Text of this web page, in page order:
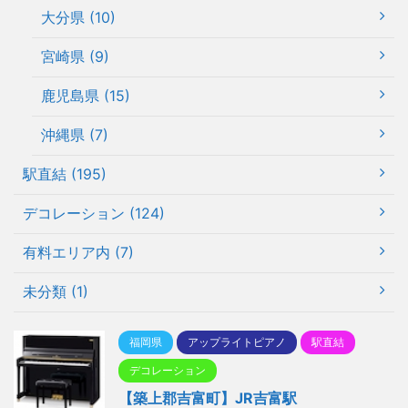
大分県 (10)
宮崎県 (9)
鹿児島県 (15)
沖縄県 (7)
駅直結 (195)
デコレーション (124)
有料エリア内 (7)
未分類 (1)
福岡県 アップライトピアノ 駅直結
デコレーション
【築上郡吉富町】JR吉富駅